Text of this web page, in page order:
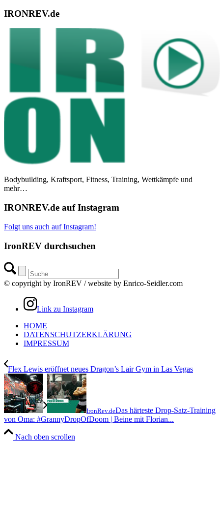
IRONREV.de
Bodybuilding, Kraftsport, Fitness, Training, Wettkämpfe und
mehr…
IRONREV.de auf Instagram
Folgt uns auch auf Instagram!
IronREV durchsuchen
© copyright by IronREV / website by Enrico-Seidler.com
Link zu Instagram
HOME
DATENSCHUTZERKLÄRUNG
IMPRESSUM
Flex Lewis eröffnet neues Dragon’s Lair Gym in Las Vegas
IronRev.deDas härteste Drop-Satz-Training
von Oma: #GrannyDropOfDoom | Beine mit Florian...
Nach oben scrollen